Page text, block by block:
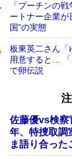
「プーチンの
ートナー企業が
国”の実態
板東英二さん「
用意すると…
で卵伝説
佐藤優vs検
年、特捜取調
ま語り合った